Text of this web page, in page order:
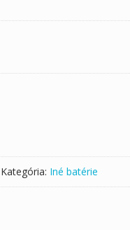
Kategória: Iné batérie